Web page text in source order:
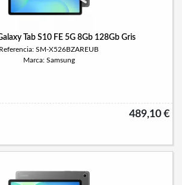
Tab S10 FE 5G 8Gb 128Gb Gris
Referencia: SM-X526BZAREUB
Marca: Samsung
489,10 €